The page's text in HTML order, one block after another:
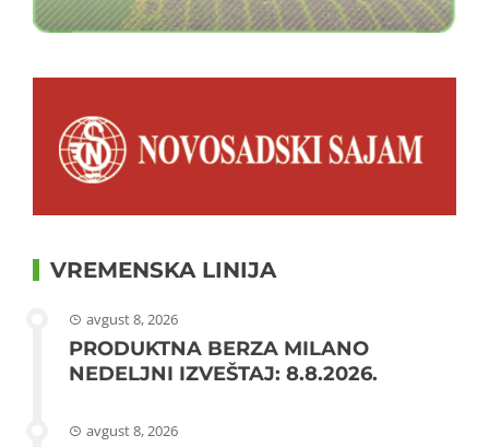
VREMENSKA LINIJA
avgust 8, 2026
PRODUKTNA BERZA MILANO
NEDELJNI IZVEŠTAJ: 8.8.2026.
avgust 8, 2026